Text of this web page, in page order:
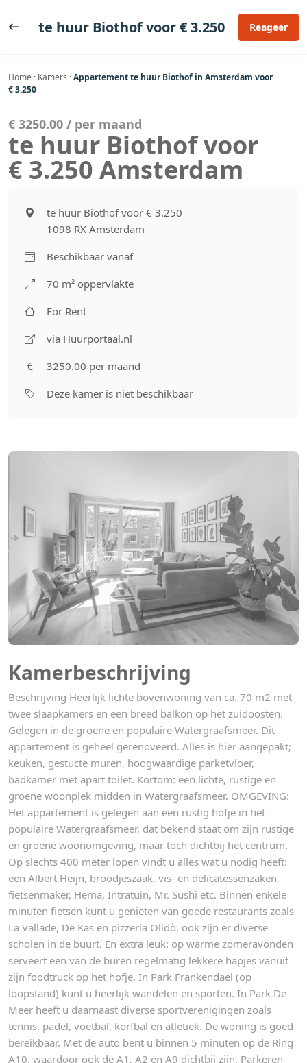
naar
te huur Biothof voor € 3.250 Reageer
Home · Kamers ·Appartement te huur Biothof in Amsterdam voor
€ 3.250
Kamerbeschrijving
Beschrijving Heerlijk lichte bovenwoning van ca. 70 m2 met
twee slaapkamers en een breed balkon op het zuidoosten.
Gelegen in de groene en populaire Watergraafsmeer. Dit
appartement is geheel gerenoveerd. Alles is hier aangepakt;
keuken, gestucte muren, hoogwaardige parketvloer,
badkamer met apart toilet. Kortom: een lichte, rustige en
groene woonplek midden in Watergraafsmeer. OMGEVING:
Het appartement is gelegen aan een rustig hofje in het
populaire Watergraafsmeer, dat bekend staat om zijn rustige
en groene woonomgeving, maar toch dichtbij het centrum.
Op slechts 400 meter lopen vindt u alles wat u nodig heeft:
een Albert Heijn, broodjeszaak, vis- en delicatessenzaken,
fietsenmaker, Hema, Intratuin, Mr. Sushi etc. Binnen enkele
minuten fietsen kunt u genieten van goede restaurants zoals
La Vallade, De Kas en pizzeria Olidò, ook zijn er diverse
scholen in de buurt. En extra leuk: op warme zomeravonden
serveert een van de buren regelmatig lekkere hapjes vanuit
zijn foodtruck op het hofje. In Park Frankendael (op
loopstand) kunt u heerlijk wandelen en sporten. In Park De
Meer heeft u daarnaast diverse sportverenigingen zoals
tennis, padel, voetbal, korfbal en atletiek. De woning is goed
bereikbaar. Met de auto bent u binnen 5 minuten op de Ring
A10, waardoor ook de A1, A2 en A9 dichtbij zijn. Parkeren
€ 3250.00 / per maand
te huur Biothof voor
€ 3.250 Amsterdam
te huur Biothof voor € 3.250
1098 RX Amsterdam
Beschikbaar vanaf
70 m² oppervlakte
For Rent
via Huurportaal.nl
3250.00 per maand
Deze kamer is niet beschikbaar